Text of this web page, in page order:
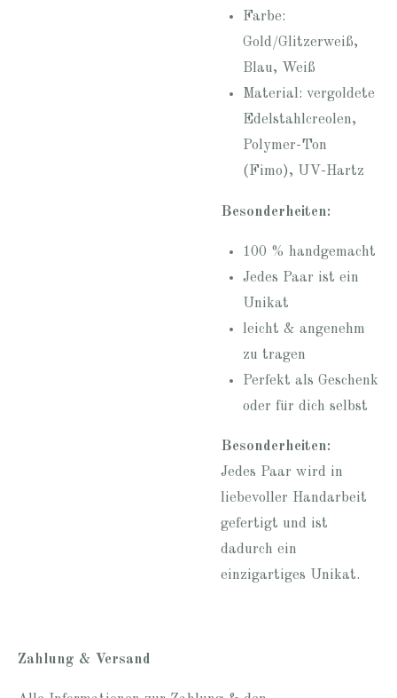
Farbe:
Gold/Glitzerweiß,
Blau, Weiß
Material: vergoldete
Edelstahlcreolen,
Polymer-Ton
(Fimo), UV-Hartz
Besonderheiten:
100 % handgemacht
Jedes Paar ist ein
Unikat
leicht & angenehm
zu tragen
Perfekt als Geschenk
oder für dich selbst
Besonderheiten:
Jedes Paar wird in
liebevoller Handarbeit
gefertigt und ist
dadurch ein
einzigartiges Unikat.
Zahlung & Versand